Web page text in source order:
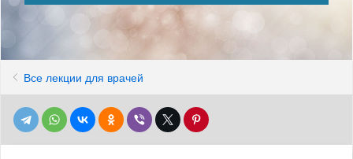
Все лекции для врачей